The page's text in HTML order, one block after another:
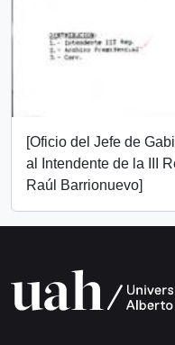
[Oficio del Jefe de
al Intendente de la III
Raúl Barrionuevo]